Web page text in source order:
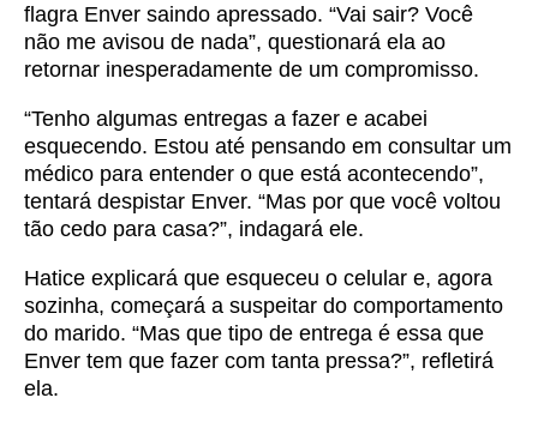
flagra Enver saindo apressado. “Vai sair? Você
não me avisou de nada”, questionará ela ao
retornar inesperadamente de um compromisso.
“Tenho algumas entregas a fazer e acabei
esquecendo. Estou até pensando em consultar um
médico para entender o que está acontecendo”,
tentará despistar Enver. “Mas por que você voltou
tão cedo para casa?”, indagará ele.
Hatice explicará que esqueceu o celular e, agora
sozinha, começará a suspeitar do comportamento
do marido. “Mas que tipo de entrega é essa que
Enver tem que fazer com tanta pressa?”, refletirá
ela.